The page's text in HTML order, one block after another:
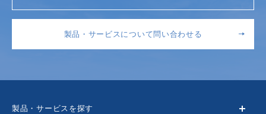
製品・サービスについて問い合わせる
製品・サービスを探す